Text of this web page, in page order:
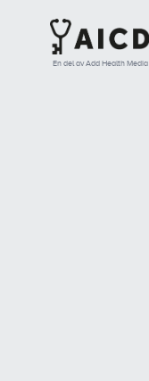
En del av Add Health Media